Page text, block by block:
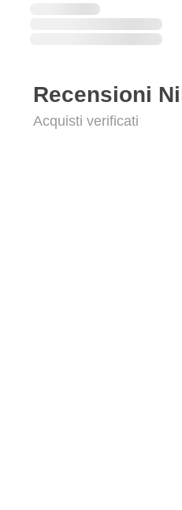
Recensioni
Acquisti verificati